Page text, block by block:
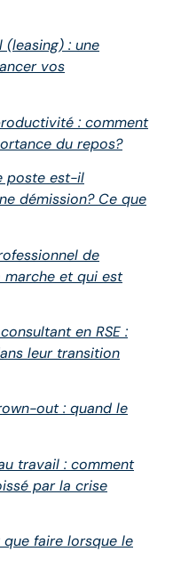
: une
vos
: comment
du repos?
poste est-il
démission? Ce que
de
marche et qui est
en RSE :
leur transition
out : quand le
travail : comment
par la crise
faire lorsque le